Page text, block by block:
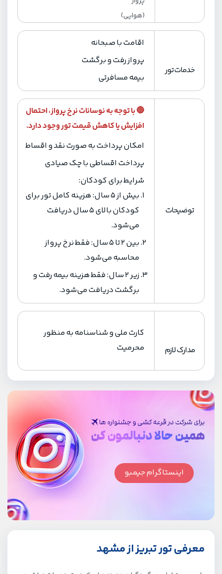
خدمات تور
اقامت با صبحانه
پرواز رفت و برگشت
بیمه مسافرتی
توضیحات
🔴 با توجه به نوسانات نرخ پرواز، احتمال
افزایش یا کاهش قیمت تور وجود دارد.
امکان پرداخت به صورت نقد و اقساط
پرداخت‌ اقساطی با چک صیادی
شرایط برای کودکان:
بیش از 5 سال: هزینه کامل تور برای
کودکان بالای 5 سال دریافت
می‌شود.
بین 2 تا 5 سال: فقط نرخ پرواز
محاسبه می‌شود.
زیر 2 سال: فقط هزینه بیمه رفت و
برگشت دریافت می‌شود.
مدارک لازم
کارت ملی و شناسنامه به منظور
محرمیت
اینستاگرام جیمبو
معرفی تور تبریز از مشهد